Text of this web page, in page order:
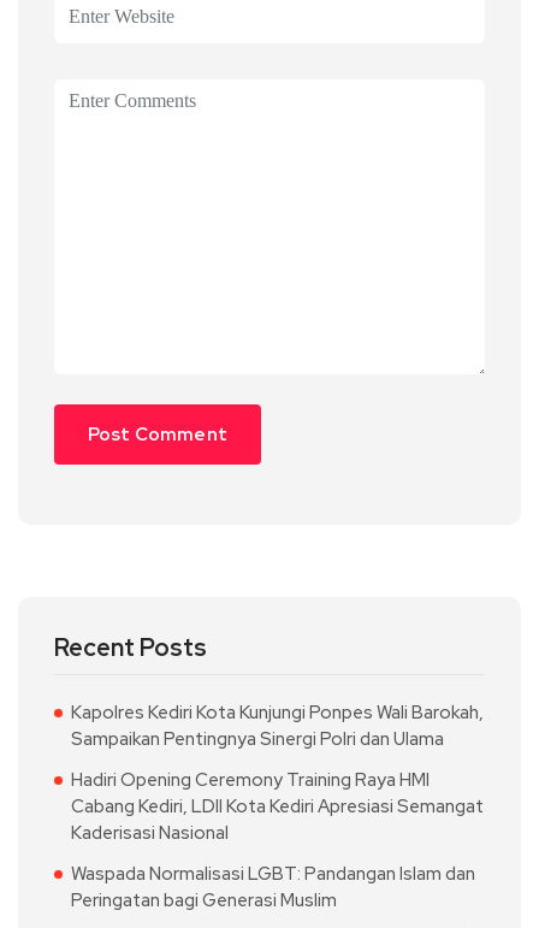
Recent Posts
Kapolres Kediri Kota Kunjungi Ponpes Wali Barokah,
Sampaikan Pentingnya Sinergi Polri dan Ulama
Hadiri Opening Ceremony Training Raya HMI
Cabang Kediri, LDII Kota Kediri Apresiasi Semangat
Kaderisasi Nasional
Waspada Normalisasi LGBT: Pandangan Islam dan
Peringatan bagi Generasi Muslim